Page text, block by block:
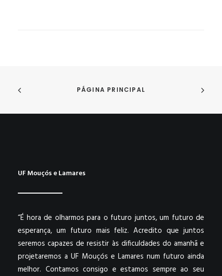
PÁGINA PRINCIPAL
UF Mouçós e Lamares
“É hora de olharmos para o futuro juntos, um futuro de
esperança, um futuro mais feliz. Acredito que juntos
seremos capazes de resistir às dificuldades do amanhã e
projetaremos a UF Mouçós e Lamares num futuro ainda
melhor. Contamos consigo e estamos sempre ao seu